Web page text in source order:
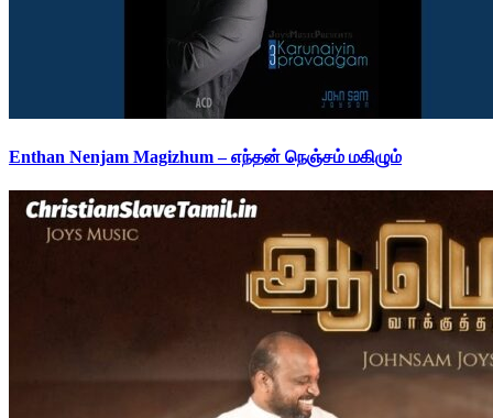
Enthan Nenjam Magizhum – எந்தன் நெஞ்சம் மகிழும்